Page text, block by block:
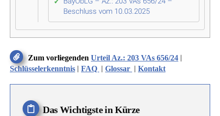
Beschluss vom 10.03.2025
Zum vorliegendenUrteil Az.: 203 VAs 656/24 |
Schlüsselerkenntnis | FAQ | Glossar | Kontakt
Das Wichtigste in Kürze